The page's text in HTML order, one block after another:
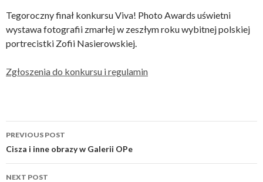
Tegoroczny finał konkursu Viva! Photo Awards uświetni
wystawa fotografii zmarłej w zeszłym roku wybitnej polskiej
portrecistki Zofii Nasierowskiej.
Zgłoszenia do konkursu i regulamin
Post
navigation
PREVIOUS POST
Cisza i inne obrazy w Galerii OPe
NEXT POST